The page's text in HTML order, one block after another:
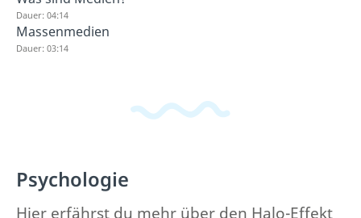
Dauer: 04:14
Massenmedien
Dauer: 03:14
Psychologie
Hier erfährst du mehr über den Halo-Effekt